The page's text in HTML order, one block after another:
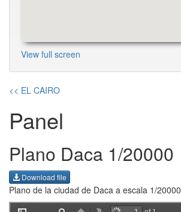
View full screen
<< EL CAIRO
Panel
Plano Daca 1/20000
Download file
Plano de la ciudad de Daca a escala 1/20000